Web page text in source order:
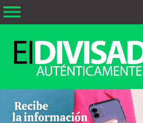
La fecha más antigua por defecto
Buscar notas anteriores a 01-